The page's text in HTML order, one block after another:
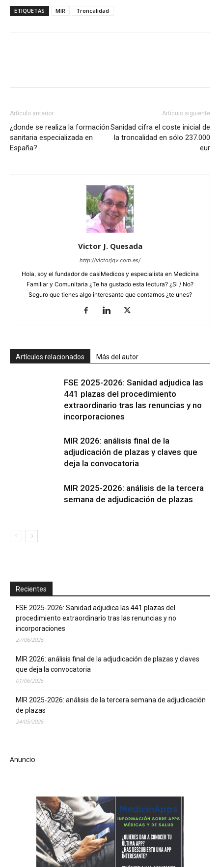
ETIQUETAS MIR Troncalidad
Artículo anterior
¿donde se realiza la formación
sanitaria especializada en
España?
Artículo siguiente
Sanidad cifra el coste inicial de
la troncalidad en sólo 237.000
eur
Victor J. Quesada
http://victorjqv.com.es/
Hola, soy el fundador de casiMedicos y especialista en Medicina
Familiar y Comunitaria ¿Te ha gustado esta lectura? ¿Si / No?
Seguro que tienes algo interesante que contarnos ¿te unes?
Artículos relacionados Más del autor
FSE 2025-2026: Sanidad adjudica las
441 plazas del procedimiento
extraordinario tras las renuncias y no
incorporaciones
MIR 2026: análisis final de la
adjudicación de plazas y claves que
deja la convocatoria
MIR 2025-2026: análisis de la tercera
semana de adjudicación de plazas
Recientes
FSE 2025-2026: Sanidad adjudica las 441 plazas del
procedimiento extraordinario tras las renuncias y no
incorporaciones
27/06/2026
MIR 2026: análisis final de la adjudicación de plazas y claves
que deja la convocatoria
01/06/2026
MIR 2025-2026: análisis de la tercera semana de adjudicación
de plazas
24/05/2026
Anuncio